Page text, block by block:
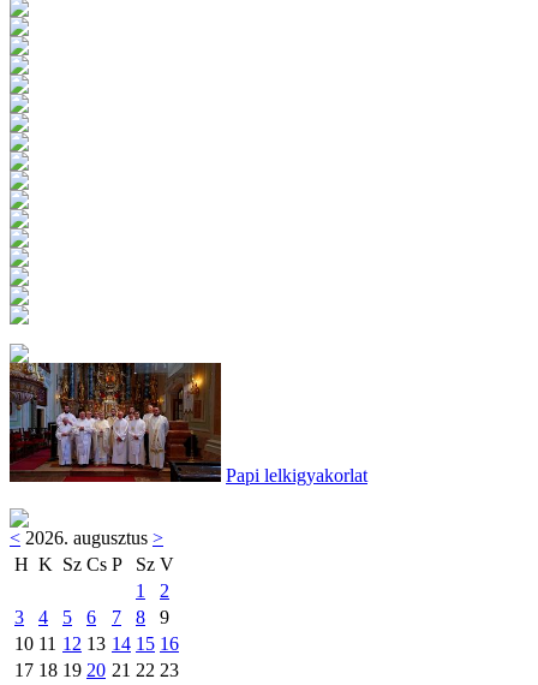
Papi lelkigyakorlat
< 2026. augusztus >
H K Sz Cs P Sz V
1
2
3
4 5 6 7 8
9
10 11 12 13 14 15 16
17 18 19 20 21 22 23